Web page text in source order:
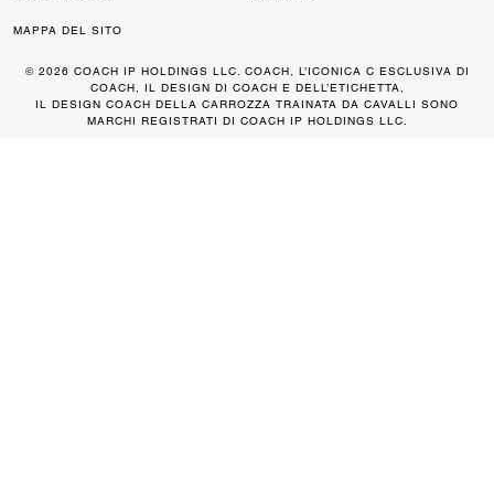
MAPPA DEL SITO
© 2026 COACH IP HOLDINGS LLC. COACH, L’ICONICA C ESCLUSIVA DI
COACH, IL DESIGN DI COACH E DELL’ETICHETTA,
IL DESIGN COACH DELLA CARROZZA TRAINATA DA CAVALLI SONO
MARCHI REGISTRATI DI COACH IP HOLDINGS LLC.